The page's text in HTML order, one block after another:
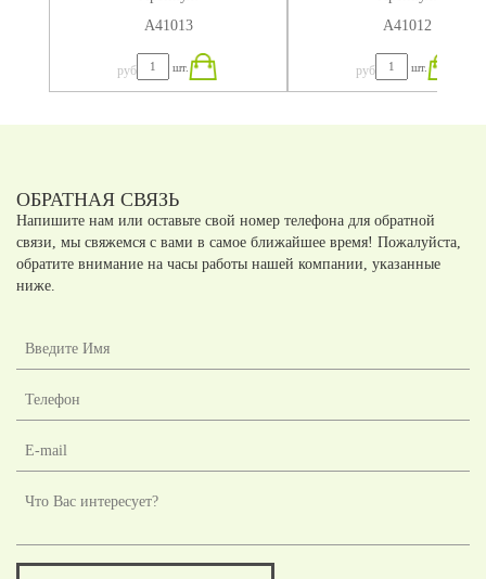
А41013
руб шт.
А41012
руб шт.
ОБРАТНАЯ СВЯЗЬ
Напишите нам или оставьте свой номер телефона для обратной
связи, мы свяжемся с вами в самое ближайшее время! Пожалуйста,
обратите внимание на часы работы нашей компании, указанные
ниже.